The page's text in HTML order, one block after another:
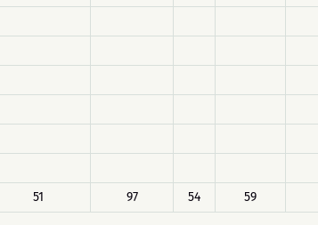
51 97 54 59